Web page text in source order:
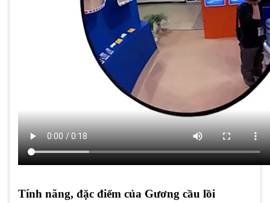
Tính năng, đặc điểm của Gương cầu lồi